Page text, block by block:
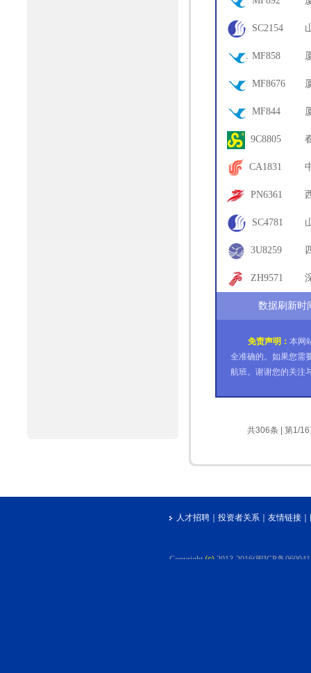
09 SC2154
09AMF858
52 MF8676
52 MF844
52 9C8805
72CA1831
73 PN6361
67 SC4781
75 3U8259
68 ZH9571
数据刷新时
免责声明： 本网
全准确的。如果您需
航班。谢谢您的关注
共306条 | 第1/
人才招聘 投资者关系 友情链接
Copyright (c) 2013-2016(闽ICP备